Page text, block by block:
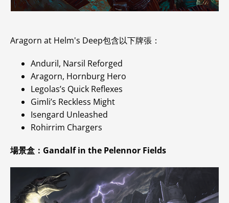
Aragorn at Helm's Deep包含以下牌張：
Anduril, Narsil Reforged
Aragorn, Hornburg Hero
Legolas’s Quick Reflexes
Gimli’s Reckless Might
Isengard Unleashed
Rohirrim Chargers
場景盒：Gandalf in the Pelennor Fields